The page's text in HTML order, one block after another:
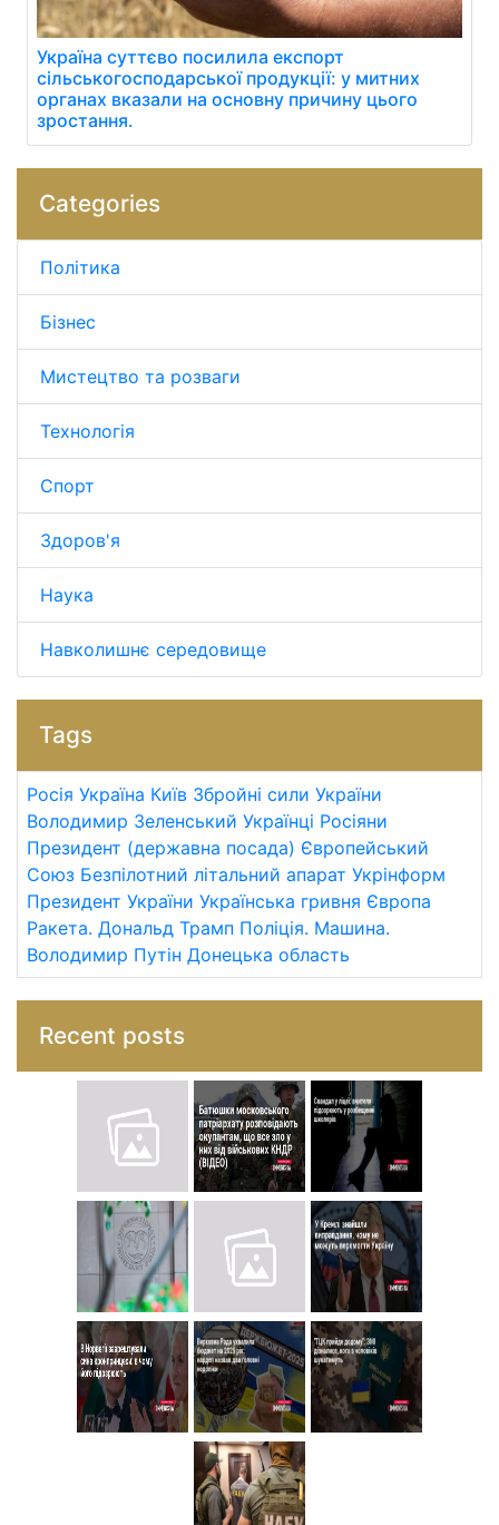
Україна суттєво посилила експорт
сільськогосподарської продукції: у митних
органах вказали на основну причину цього
зростання.
Categories
Політика
Бізнес
Мистецтво та розваги
Технологія
Спорт
Здоров'я
Наука
Навколишнє середовище
Tags
Росія Україна Київ Збройні сили України
Володимир Зеленський Українці Росіяни
Президент (державна посада) Європейський
Союз Безпілотний літальний апарат Укрінформ
Президент України Українська гривня Європа
Ракета. Дональд Трамп Поліція. Машина.
Володимир Путін Донецька область
Recent posts